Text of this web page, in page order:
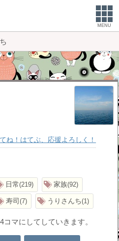
MENU
ね！はてぶ、応援よろしく！
日常 219 家族 92
寿司 7 うりさんち 1
マにしてしていきます。